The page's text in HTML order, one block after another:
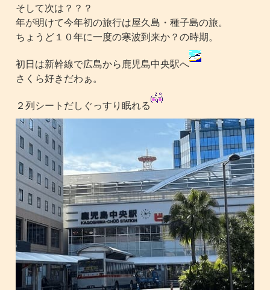
そして次は？？？
年が明けて今年初の旅行は屋久島・種子島の旅。
ちょうど１０年に一度の寒波到来か？の時期。
初日は新幹線で広島から鹿児島中央駅へ
さくら好きだわぁ。
２列シートだしぐっすり眠れる